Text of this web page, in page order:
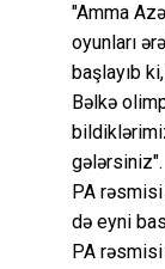
"Amma
oyunları
başlayıb
Bəlkə
gələrsiniz".
PA
də eyni
PA